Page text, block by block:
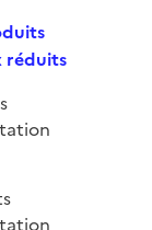
réduits